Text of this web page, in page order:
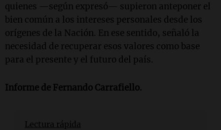
quienes —según expresó— supieron anteponer el
bien común a los intereses personales desde los
orígenes de la Nación. En ese sentido, señaló la
necesidad de recuperar esos valores como base
para el presente y el futuro del país.
Informe de Fernando Carrafiello.
Lectura rápida